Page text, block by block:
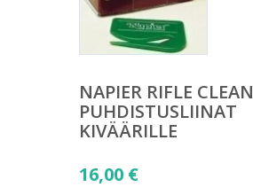
NAPIER RIFLE CLEAN
PUHDISTUSLIINAT
KIVÄÄRILLE
16,00 €